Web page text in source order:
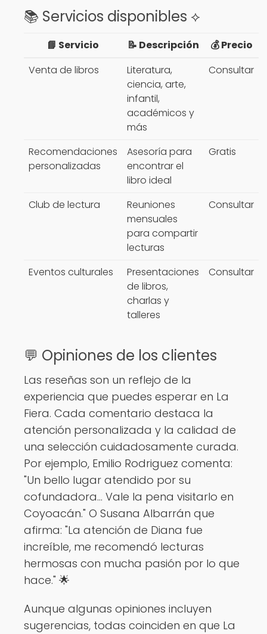
📚 Servicios disponibles ⟡
📘 Servicio 📝 Descripción
💰 Precio
Venta de libros
Literatura,
ciencia, arte,
infantil,
académicos y
más
Consultar
Recomendaciones
personalizadas
Asesoría para
encontrar el
libro ideal
Gratis
Club de lectura
Reuniones
mensuales
para compartir
lecturas
Consultar
Eventos culturales
Presentaciones
de libros,
charlas y
talleres
Consultar
💬 Opiniones de los clientes
Las reseñas son un reflejo de la
experiencia que puedes esperar en La
Fiera. Cada comentario destaca la
atención personalizada y la calidad de
una selección cuidadosamente curada.
Por ejemplo, Emilio Rodriguez comenta:
"Un bello lugar atendido por su
cofundadora... Vale la pena visitarlo en
Coyoacán." O Susana Albarrán que
afirma: "La atención de Diana fue
increíble, me recomendó lecturas
hermosas con mucha pasión por lo que
hace." 🌟
Aunque algunas opiniones incluyen
sugerencias, todas coinciden en que La